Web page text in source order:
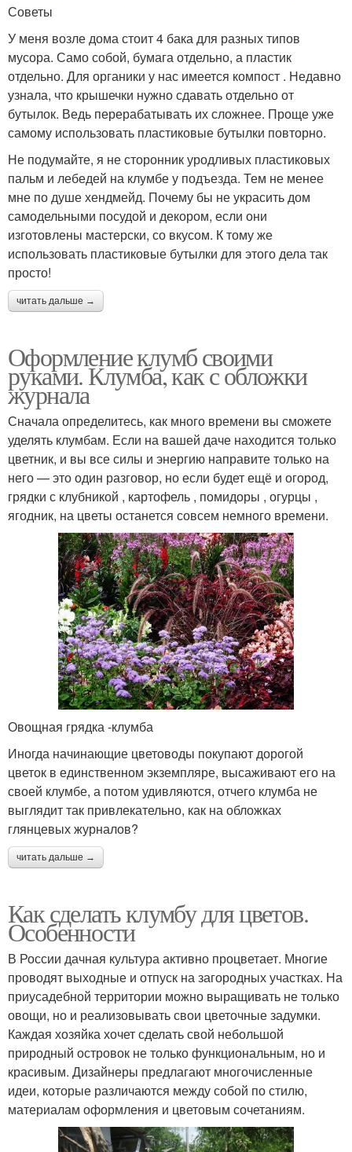
Советы
У меня возле дома стоит 4 бака для разных типов
мусора. Само собой, бумага отдельно, а пластик
отдельно. Для органики у нас имеется компост . Недавно
узнала, что крышечки нужно сдавать отдельно от
бутылок. Ведь перерабатывать их сложнее. Проще уже
самому использовать пластиковые бутылки повторно.
Не подумайте, я не сторонник уродливых пластиковых
пальм и лебедей на клумбе у подъезда. Тем не менее
мне по душе хендмейд. Почему бы не украсить дом
самодельными посудой и декором, если они
изготовлены мастерски, со вкусом. К тому же
использовать пластиковые бутылки для этого дела так
просто!
читать дальше →
Оформление клумб своими
руками. Клумба, как с обложки
журнала
Сначала определитесь, как много времени вы сможете
уделять клумбам. Если на вашей даче находится только
цветник, и вы все силы и энергию направите только на
него — это один разговор, но если будет ещё и огород,
грядки с клубникой , картофель , помидоры , огурцы ,
ягодник, на цветы останется совсем немного времени.
Овощная грядка -клумба
Иногда начинающие цветоводы покупают дорогой
цветок в единственном экземпляре, высаживают его на
своей клумбе, а потом удивляются, отчего клумба не
выглядит так привлекательно, как на обложках
глянцевых журналов?
читать дальше →
Как сделать клумбу для цветов.
Особенности
В России дачная культура активно процветает. Многие
проводят выходные и отпуск на загородных участках. На
приусадебной территории можно выращивать не только
овощи, но и реализовывать свои цветочные задумки.
Каждая хозяйка хочет сделать свой небольшой
природный островок не только функциональным, но и
красивым. Дизайнеры предлагают многочисленные
идеи, которые различаются между собой по стилю,
материалам оформления и цветовым сочетаниям.